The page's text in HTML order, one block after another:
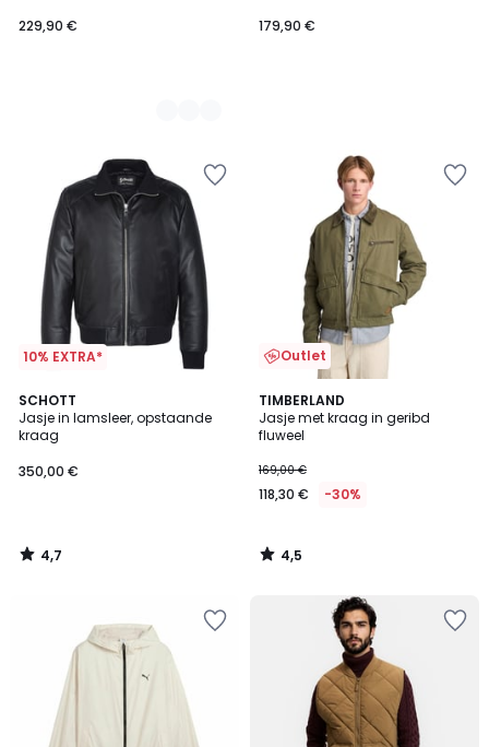
229,90 €
179,90 €
10% EXTRA*
SCHOTT
Jasje in lamsleer, opstaande
kraag
350,00 €
4,7
/ 5
4,7
/
Outlet
TIMBERLAND
Jasje met kraag in geribd
fluweel
169,00 €
118,30 € -30%
4,5
/ 5
4,5
/